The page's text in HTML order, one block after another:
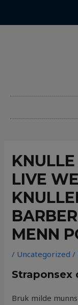
LIVE
MENN
/ Uncategorized /
Straponsex
Bruk milde